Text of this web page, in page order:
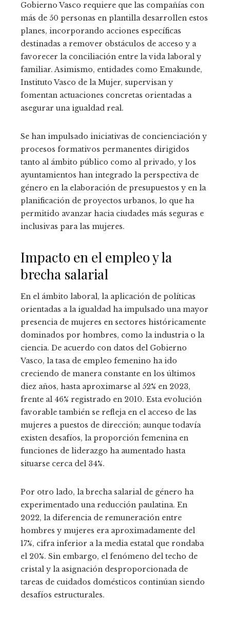
Gobierno Vasco requiere que las compañías con
más de 50 personas en plantilla desarrollen estos
planes, incorporando acciones específicas
destinadas a remover obstáculos de acceso y a
favorecer la conciliación entre la vida laboral y
familiar. Asimismo, entidades como Emakunde,
Instituto Vasco de la Mujer, supervisan y
fomentan actuaciones concretas orientadas a
asegurar una igualdad real.
Se han impulsado iniciativas de concienciación y
procesos formativos permanentes dirigidos
tanto al ámbito público como al privado, y los
ayuntamientos han integrado la perspectiva de
género en la elaboración de presupuestos y en la
planificación de proyectos urbanos, lo que ha
permitido avanzar hacia ciudades más seguras e
inclusivas para las mujeres.
Impacto en el empleo y la
brecha salarial
En el ámbito laboral, la aplicación de políticas
orientadas a la igualdad ha impulsado una mayor
presencia de mujeres en sectores históricamente
dominados por hombres, como la industria o la
ciencia. De acuerdo con datos del Gobierno
Vasco, la tasa de empleo femenino ha ido
creciendo de manera constante en los últimos
diez años, hasta aproximarse al 52% en 2023,
frente al 46% registrado en 2010. Esta evolución
favorable también se refleja en el acceso de las
mujeres a puestos de dirección; aunque todavía
existen desafíos, la proporción femenina en
funciones de liderazgo ha aumentado hasta
situarse cerca del 34%.
Por otro lado, la brecha salarial de género ha
experimentado una reducción paulatina. En
2022, la diferencia de remuneración entre
hombres y mujeres era aproximadamente del
17%, cifra inferior a la media estatal que rondaba
el 20%. Sin embargo, el fenómeno del techo de
cristal y la asignación desproporcionada de
tareas de cuidados domésticos continúan siendo
desafíos estructurales.